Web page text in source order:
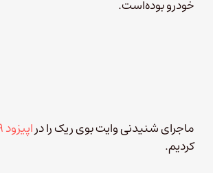
خودرو بوده‌است.
ماجرای شنیدنی وایت بوی ریک را دراپیزود ۹ چنل بی
کردیم.